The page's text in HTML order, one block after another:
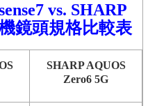
vs. SHARP
鏡頭規格比較表
SHARP AQUOS
Zero6 5G